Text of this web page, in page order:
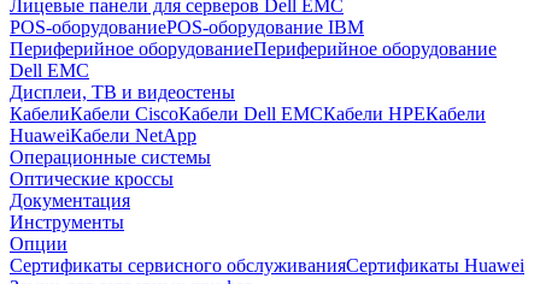
Лицевые панели для серверов Dell EMC
POS-оборудованиеPOS-оборудование IBM
Периферийное оборудованиеПериферийное оборудование
Dell EMC
Дисплеи, ТВ и видеостены
КабелиКабели CiscoКабели Dell EMCКабели HPEКабели
HuaweiКабели NetApp
Операционные системы
Оптические кроссы
Документация
Инструменты
Опции
Сертификаты сервисного обслуживанияСертификаты Huawei